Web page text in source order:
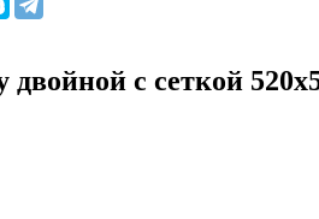
с сеткой